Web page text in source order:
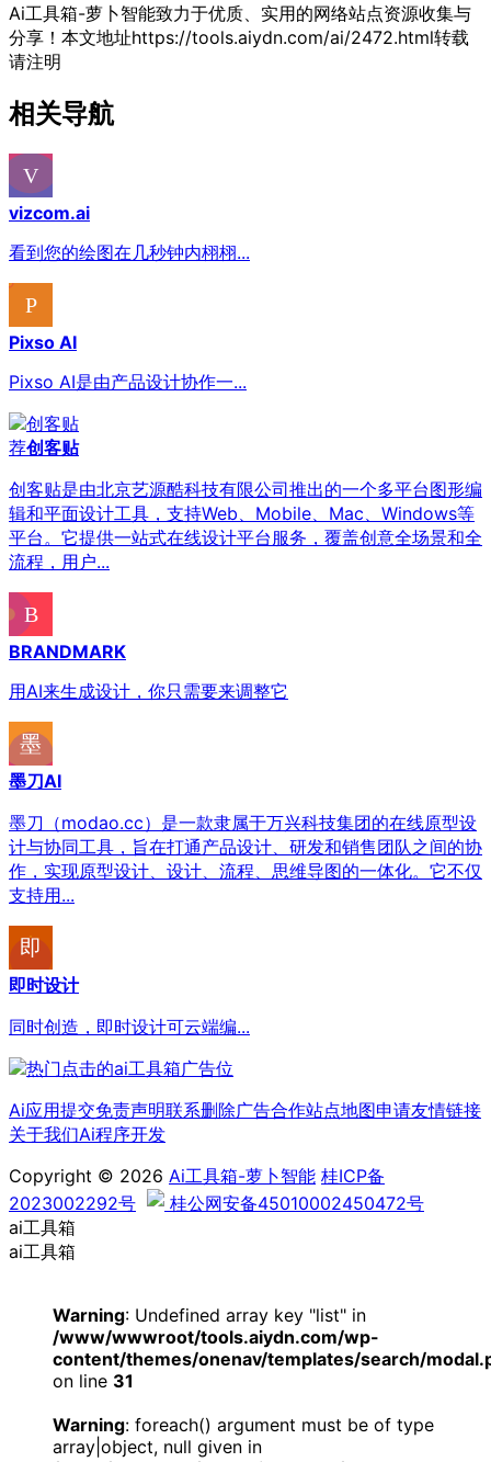
Ai工具箱-萝卜智能致力于优质、实用的网络站点资源收集与
分享！ 本文地址https://tools.aiydn.com/ai/2472.html转载
请注明
相关导航
vizcom.ai
看到您的绘图在几秒钟内栩栩...
Pixso AI
Pixso AI是由产品设计协作一...
荐创客贴
创客贴是由北京艺源酷科技有限公司推出的一个多平台图形编
辑和平面设计工具，支持Web、Mobile、Mac、Windows等
平台。它提供一站式在线设计平台服务，覆盖创意全场景和全
流程，用户...
BRANDMARK
用AI来生成设计，你只需要来调整它
墨刀AI
墨刀（modao.cc）是一款隶属于万兴科技集团的在线原型设
计与协同工具，旨在打通产品设计、研发和销售团队之间的协
作，实现原型设计、设计、流程、思维导图的一体化。它不仅
支持用...
即时设计
同时创造，即时设计可云端编...
Ai应用提交免责声明联系删除广告合作站点地图申请友情链接
关于我们Ai程序开发
Copyright © 2026 Ai工具箱-萝卜智能 桂ICP备
2023002292号
桂公网安备45010002450472号
ai工具箱
ai工具箱
Warning: Undefined array key "list" in
/www/wwwroot/tools.aiydn.com/wp-
content/themes/onenav/templates/search/
on line 31
Warning: foreach() argument must be of type
array|object, null given in